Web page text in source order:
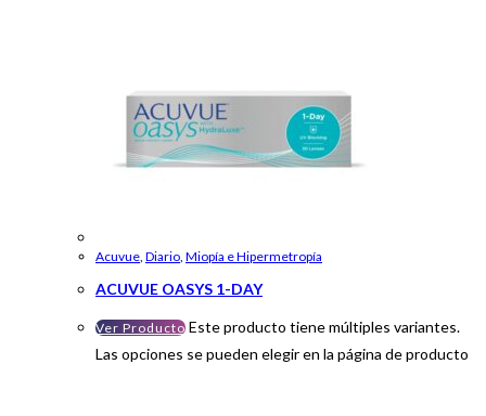
Acuvue Diario Miopía e Hipermetropía
ACUVUE OASYS 1-DAY
Ver Producto Este producto tiene múltiples variantes.
Las opciones se pueden elegir en la página de producto